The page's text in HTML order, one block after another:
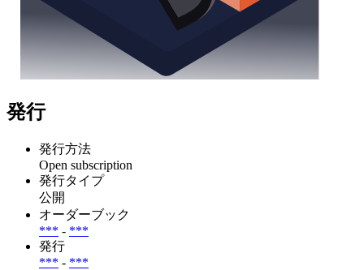
発行
発行方法
Open subscription
発行タイプ
公開
オーダーブック
*** - ***
発行
*** - ***